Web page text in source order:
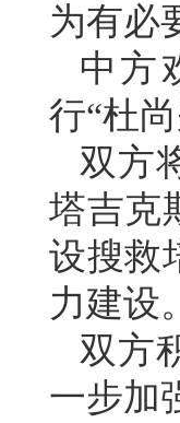
为有必
中方
行“杜
双方
塔吉克
设搜救
力建设。
双方
一步加